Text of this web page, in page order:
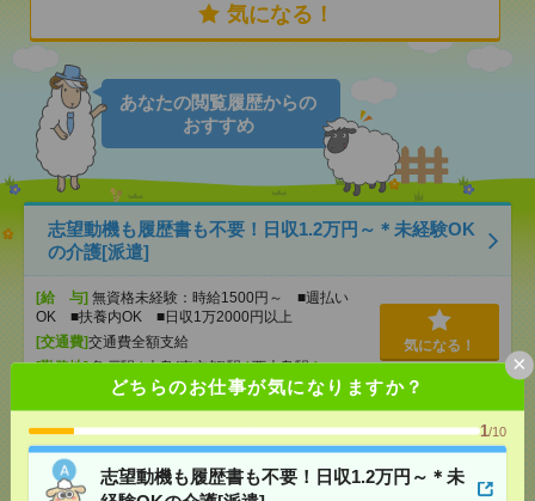
どちらのお仕事が気になりますか？
1/10
志望動機も履歴書も不要！日収1.2万円～＊未
×
気になる！
あなたの閲覧履歴からの
おすすめ
志望動機も履歴書も不要！日収1.2万円～＊未経験OK
の介護[派遣]
[給 与] 無資格未経験：時給1500円～ ■週払い
OK ■扶養内OK ■日収1万2000円以上
[交通費]交通費全額支給
[勤務地]亀戸駅/大島(東京都)駅/西大島駅/…
気になる！
【オープニング募集】おばあちゃんのお散歩付き添
いも仕事の1つ[派遣]
[給 与] 無資格未経験：時給1500円～ ■週払い